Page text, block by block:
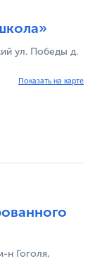
ул. Победы д.
Показать на карте
н Гоголя,